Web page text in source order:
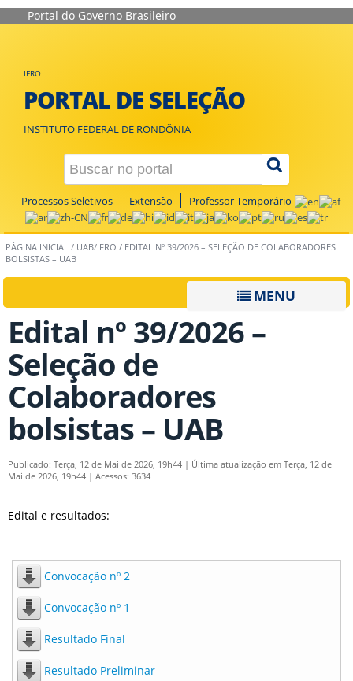
Portal do Governo Brasileiro
IFRO
PORTAL DE SELEÇÃO
INSTITUTO FEDERAL DE RONDÔNIA
Processos Seletivos Extensão Professor Temporário
PÁGINA INICIAL / UAB/IFRO / EDITAL Nº 39/2026 – SELEÇÃO DE COLABORADORES
BOLSISTAS – UAB
MENU
Edital nº 39/2026 –
Seleção de
Colaboradores
bolsistas – UAB
Publicado: Terça, 12 de Mai de 2026, 19h44 | Última atualização em Terça, 12 de
Mai de 2026, 19h44 | Acessos: 3634
Edital e resultados:
Convocação nº 2
Convocação nº 1
Resultado Final
Resultado Preliminar